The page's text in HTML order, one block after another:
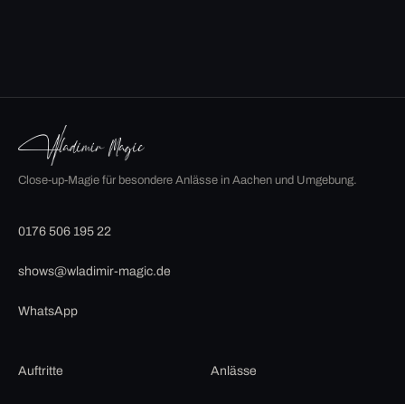
Close-up-Magie für besondere Anlässe in Aachen und Umgebung.
0176 506 195 22
shows@wladimir-magic.de
WhatsApp
Auftritte Anlässe